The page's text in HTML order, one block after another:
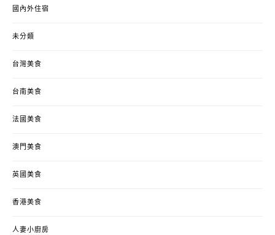
國內外住宿
未分類
台灣美食
台南美食
法國美食
澳門美食
英國美食
香港美食
人妻小廚房